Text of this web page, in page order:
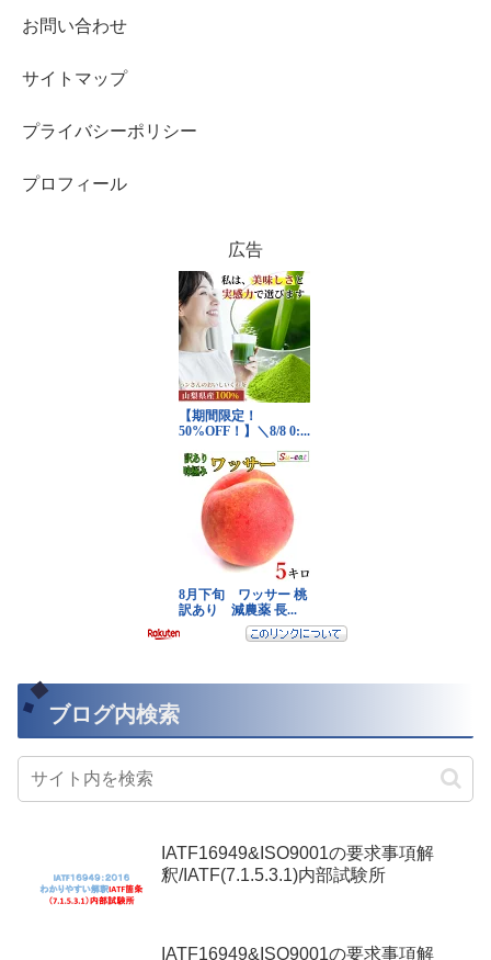
お問い合わせ
サイトマップ
プライバシーポリシー
プロフィール
広告
ブログ内検索
IATF16949&ISO9001の要求事項解
釈/IATF(7.1.5.3.1)内部試験所
IATF16949&ISO9001の要求事項解